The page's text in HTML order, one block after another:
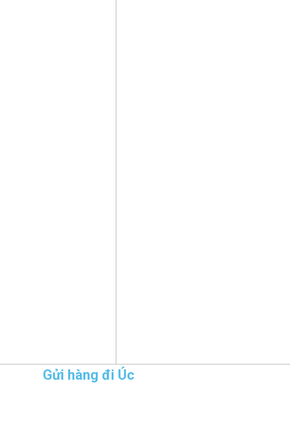
Gửi hàng đi Úc